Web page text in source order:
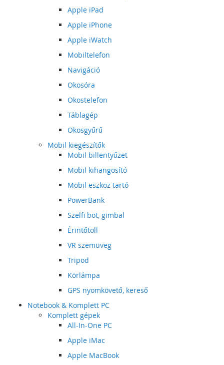
Apple iPad
Apple iPhone
Apple iWatch
Mobiltelefon
Navigáció
Okosóra
Okostelefon
Táblagép
Okosgyűrű
Mobil kiegészítők
Mobil billentyűzet
Mobil kihangosító
Mobil eszköz tartó
PowerBank
Szelfi bot, gimbal
Érintőtoll
VR szemüveg
Tripod
Körlámpa
GPS nyomkövető, kereső
Notebook & Komplett PC
Komplett gépek
All-In-One PC
Apple iMac
Apple MacBook